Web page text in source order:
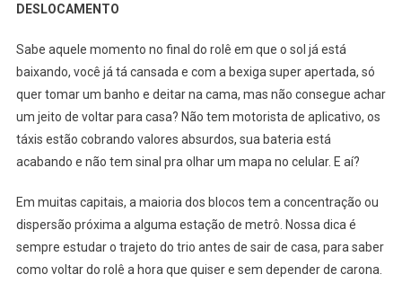
Perrengues
DESLOCAMENTO
Sabe aquele momento no final do rolê em que o sol já está
baixando, você já tá cansada e com a bexiga super apertada, só
quer tomar um banho e deitar na cama, mas não consegue achar
um jeito de voltar para casa? Não tem motorista de aplicativo, os
táxis estão cobrando valores absurdos, sua bateria está
acabando e não tem sinal pra olhar um mapa no celular. E aí?
Em muitas capitais, a maioria dos blocos tem a concentração ou
dispersão próxima a alguma estação de metrô. Nossa dica é
sempre estudar o trajeto do trio antes de sair de casa, para saber
como voltar do rolê a hora que quiser e sem depender de carona.